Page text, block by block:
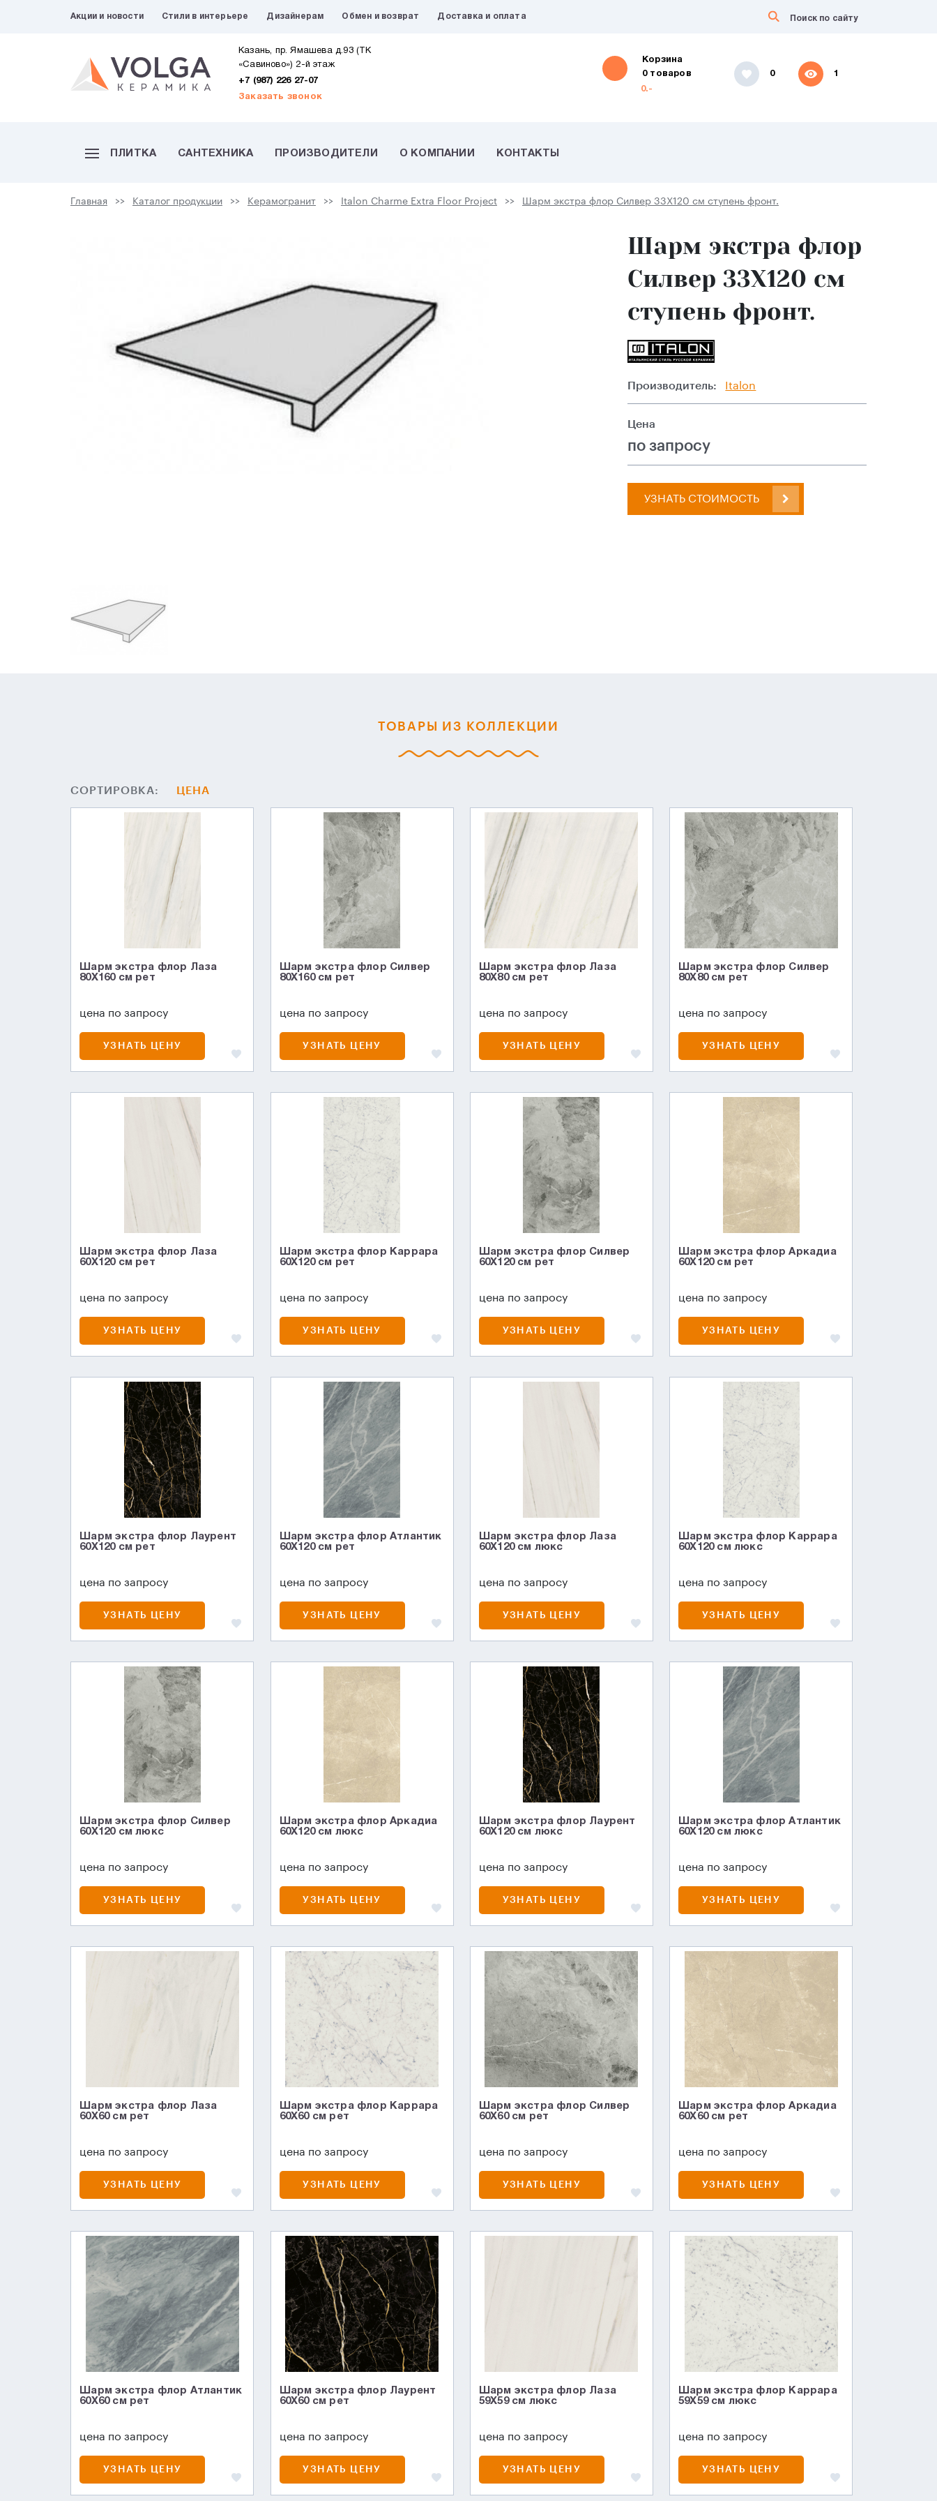
Акции и новости Стили в интерьере Дизайнерам Обмен и возврат Доставка и оплата
Казань, пр. Ямашева д.93 (ТК
«Савиново») 2-й этаж
+7 (987) 226 27-07
Заказать звонок
Корзина
0 товаров
0.-
0 1
ПЛИТКА САНТЕХНИКА ПРОИЗВОДИТЕЛИ О КОМПАНИИ КОНТАКТЫ
Главная Каталог продукции Керамогранит Italon Charme Extra Floor Project Шарм экстра флор Силвер 33X120 см ступень фронт.
Шарм экстра флор
Силвер 33X120 см
ступень фронт.
Производитель: Italon
Цена
по запросу
УЗНАТЬ СТОИМОСТЬ
ТОВАРЫ ИЗ КОЛЛЕКЦИИ
СОРТИРОВКА: ЦЕНА
Шарм экстра флор Лаза
80X160 см рет
цена по запросу
УЗНАТЬ ЦЕНУ
Шарм экстра флор Силвер
80X160 см рет
цена по запросу
УЗНАТЬ ЦЕНУ
Шарм экстра флор Лаза
80X80 см рет
цена по запросу
УЗНАТЬ ЦЕНУ
Шарм экстра флор Силвер
80X80 см рет
цена по запросу
УЗНАТЬ ЦЕНУ
Шарм экстра флор Лаза
60X120 см рет
цена по запросу
УЗНАТЬ ЦЕНУ
Шарм экстра флор Каррара
60X120 см рет
цена по запросу
УЗНАТЬ ЦЕНУ
Шарм экстра флор Силвер
60X120 см рет
цена по запросу
УЗНАТЬ ЦЕНУ
Шарм экстра флор Аркадиа
60X120 см рет
цена по запросу
УЗНАТЬ ЦЕНУ
Шарм экстра флор Лаурент
60X120 см рет
цена по запросу
УЗНАТЬ ЦЕНУ
Шарм экстра флор Атлантик
60X120 см рет
цена по запросу
УЗНАТЬ ЦЕНУ
Шарм экстра флор Лаза
60X120 см люкс
цена по запросу
УЗНАТЬ ЦЕНУ
Шарм экстра флор Каррара
60X120 см люкс
цена по запросу
УЗНАТЬ ЦЕНУ
Шарм экстра флор Силвер
60X120 см люкс
цена по запросу
УЗНАТЬ ЦЕНУ
Шарм экстра флор Аркадиа
60X120 см люкс
цена по запросу
УЗНАТЬ ЦЕНУ
Шарм экстра флор Лаурент
60X120 см люкс
цена по запросу
УЗНАТЬ ЦЕНУ
Шарм экстра флор Атлантик
60X120 см люкс
цена по запросу
УЗНАТЬ ЦЕНУ
Шарм экстра флор Лаза
60X60 см рет
цена по запросу
УЗНАТЬ ЦЕНУ
Шарм экстра флор Каррара
60X60 см рет
цена по запросу
УЗНАТЬ ЦЕНУ
Шарм экстра флор Силвер
60X60 см рет
цена по запросу
УЗНАТЬ ЦЕНУ
Шарм экстра флор Аркадиа
60X60 см рет
цена по запросу
УЗНАТЬ ЦЕНУ
Шарм экстра флор Атлантик
60X60 см рет
цена по запросу
УЗНАТЬ ЦЕНУ
Шарм экстра флор Лаурент
60X60 см рет
цена по запросу
УЗНАТЬ ЦЕНУ
Шарм экстра флор Лаза
59X59 см люкс
цена по запросу
УЗНАТЬ ЦЕНУ
Шарм экстра флор Каррара
59X59 см люкс
цена по запросу
УЗНАТЬ ЦЕНУ